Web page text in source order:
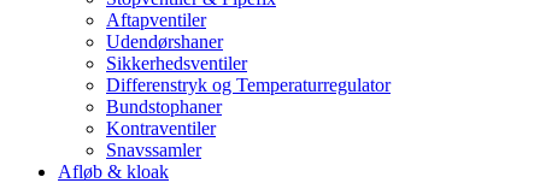
Aftapventiler
Udendørshaner
Sikkerhedsventiler
Differenstryk og Temperaturregulator
Bundstophaner
Kontraventiler
Snavssamler
Afløb & kloak